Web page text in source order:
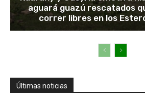
aguará guazú rescatados
correr libres en los
Últimas noticias